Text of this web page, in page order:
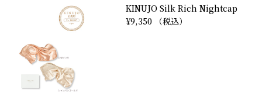
KINUJO Silk Rich Nightcap
¥9,350 （税込）